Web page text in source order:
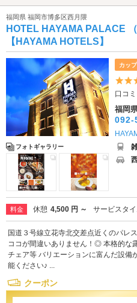
福岡県 福岡市博多区西月隈
HOTEL HAYAMA PALACE （
【HAYAMA HOTELS】
フォトギャラリー
カッ
口コ
福岡
092-
料金 休憩 4,500 円 ～ サービスタ
国道３号線立花寺北交差点近くのパレ
ココが間違いありません！◎ 本格的な
チェア等 バリエーションに富んだ設備
能ください♪ ...
クーポン